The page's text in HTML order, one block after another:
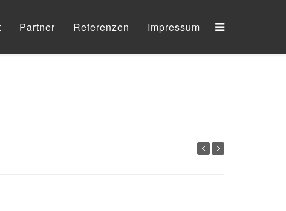
Partner Referenzen Impressum